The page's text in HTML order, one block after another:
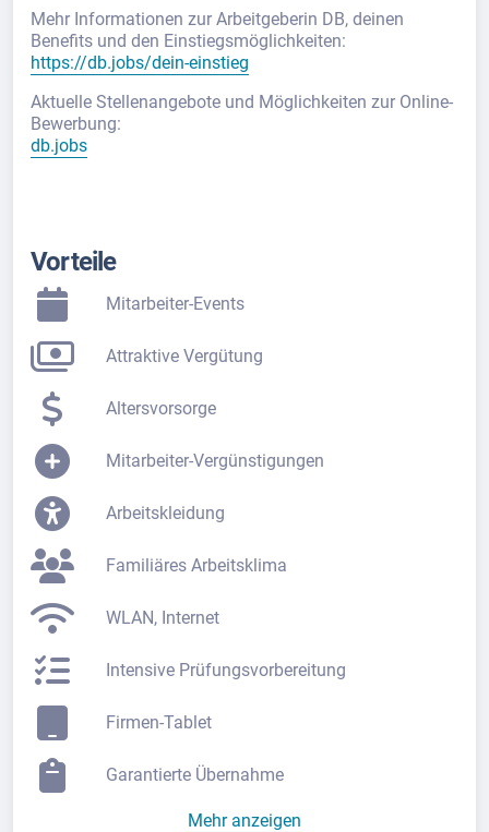
Mehr Informationen zur Arbeitgeberin DB, deinen
Benefits und den Einstiegsmöglichkeiten:
https://db.jobs/dein-einstieg
Aktuelle Stellenangebote und Möglichkeiten zur Online-
Bewerbung:
db.jobs
Vorteile
Mitarbeiter-Events
Attraktive Vergütung
Altersvorsorge
Mitarbeiter-Vergünstigungen
Arbeitskleidung
Familiäres Arbeitsklima
WLAN, Internet
Intensive Prüfungsvorbereitung
Firmen-Tablet
Garantierte Übernahme
Mehr anzeigen